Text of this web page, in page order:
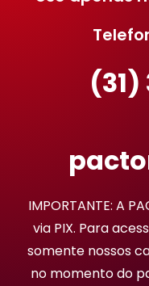
(31)
IMPORTANTE: A
via PIX. Para
somente nossos
no momento do